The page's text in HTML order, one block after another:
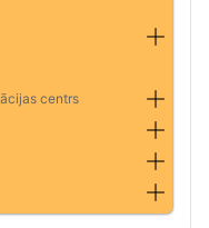
centrs